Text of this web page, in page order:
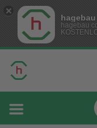
hagebau